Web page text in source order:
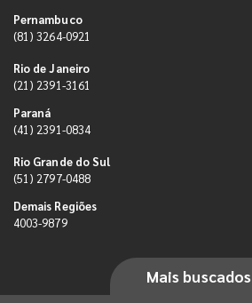
Pernambuco
(81) 3264-0921
Rio de Janeiro
(21) 2391-3161
Paraná
(41) 2391-0834
Rio Grande do Sul
(51) 2797-0488
Demais Regiões
4003-9879
Mais buscados